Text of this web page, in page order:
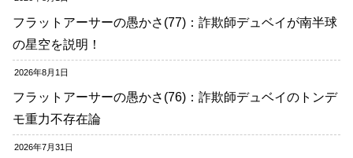
フラットアーサーの愚かさ(77)：詐欺師デュベイが南半球
の星空を説明！
2026年8月1日
フラットアーサーの愚かさ(76)：詐欺師デュベイのトンデ
モ重力不存在論
2026年7月31日